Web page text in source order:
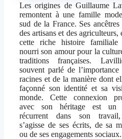
Les origines de Guillaume
remontent à une famille
sud de la France. Ses ancêtres
des artisans et des agriculteurs,
cette riche histoire
nourri son amour pour la
traditions françaises.
souvent parlé de l’importance
racines et de la manière dont
façonné son identité et sa
monde. Cette connexion
avec son héritage est un
récurrent dans son
s’agisse de ses écrits, de sa
ou de ses engagements sociaux.